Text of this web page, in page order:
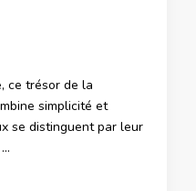
ce trésor de la
simplicité et
se distinguent par leur